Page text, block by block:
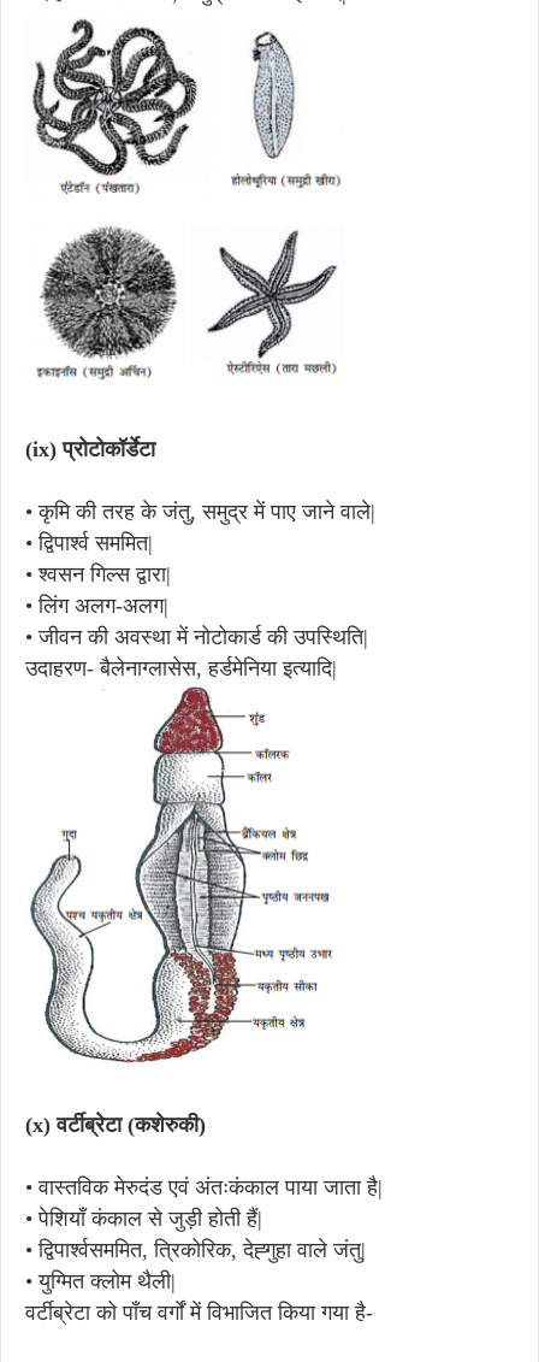
(ix) प्रोटोकॉर्डेटा
• कृमि की तरह के जंतु, समुद्र में पाए जाने वाले|
• द्विपार्श्व सममित|
• श्वसन गिल्स द्वारा|
• लिंग अलग-अलग|
• जीवन की अवस्था में नोटोकार्ड की उपस्थिति|
उदाहरण- बैलेनाग्लासेस, हर्डमेनिया इत्यादि|
(x) वर्टीब्रेटा (कशेरुकी)
• वास्तविक मेरुदंड एवं अंतःकंकाल पाया जाता है|
• पेशियाँ कंकाल से जुड़ी होती हैं|
• द्विपार्श्वसममित, त्रिकोरिक, देह्गुहा वाले जंतु|
• युग्मित क्लोम थैली|
वर्टीब्रेटा को पाँच वर्गों में विभाजित किया गया है-